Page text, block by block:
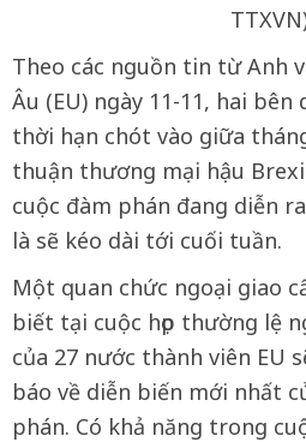
Theo các nguồn tin từ Anh
Âu (EU) ngày 11-11, hai
thời hạn chót vào giữa
thuận thương mại hậu
cuộc đàm phán đang diễn
là sẽ kéo dài tới cuối tuần.
Một quan chức ngoại giao
biết tại cuộc họp thường lệ
của 27 nước thành viên EU
báo về diễn biến mới nhất
phán. Có khả năng trong